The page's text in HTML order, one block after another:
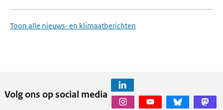
Toon alle nieuws- en klimaatberichten
Volg ons op social media